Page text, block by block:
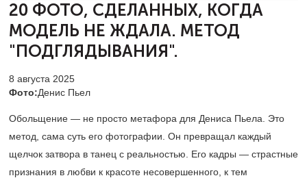
20 ФОТО, СДЕЛАННЫХ, КОГДА
МОДЕЛЬ НЕ ЖДАЛА. МЕТОД
"ПОДГЛЯДЫВАНИЯ".
8 августа 2025
Фото:Денис Пьел
Обольщение — не просто метафора для Дениса Пьела. Это
метод, сама суть его фотографии. Он превращал каждый
щелчок затвора в танец с реальностью. Его кадры — страстные
признания в любви к красоте несовершенного, к тем